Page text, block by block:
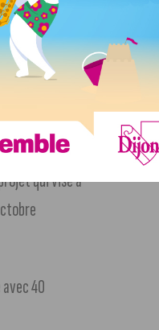
le quartier
(suivre
qui vise à
40